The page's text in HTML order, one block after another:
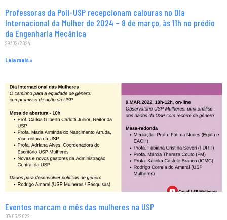
Professoras da Poli-USP recepcionam calouras no Dia
Internacional da Mulher de 2024 – 8 de março, às 11h no prédio
da Engenharia Mecânica
29/02/2024
Leia mais »
Eventos marcam o mês das mulheres na USP
07/03/2022